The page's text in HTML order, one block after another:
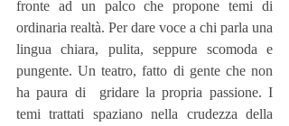
fronte ad un palco che propone temi di
ordinaria realtà. Per dare voce a chi parla una
lingua chiara, pulita, seppure scomoda e
pungente. Un teatro, fatto di gente che non
ha paura di  gridare la propria passione. I
temi trattati spaziano nella crudezza della